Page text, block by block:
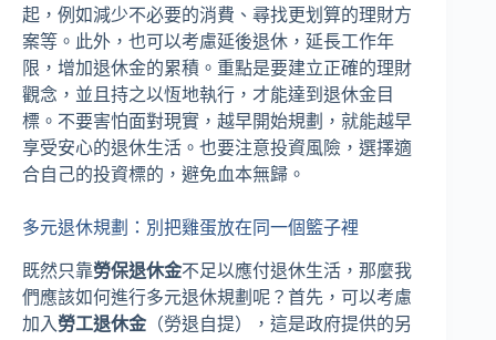
起，例如減少不必要的消費、尋找更划算的理財方
案等。此外，也可以考慮延後退休，延長工作年
限，增加退休金的累積。重點是要建立正確的理財
觀念，並且持之以恆地執行，才能達到退休金目
標。不要害怕面對現實，越早開始規劃，就能越早
享受安心的退休生活。也要注意投資風險，選擇適
合自己的投資標的，避免血本無歸。
多元退休規劃：別把雞蛋放在同一個籃子裡
既然只靠勞保退休金不足以應付退休生活，那麼我
們應該如何進行多元退休規劃呢？首先，可以考慮
加入勞工退休金 （勞退自提），這是政府提供的另